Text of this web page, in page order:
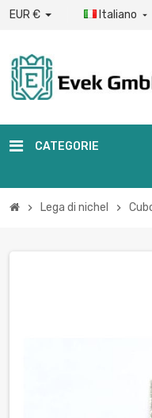
EUR € Italiano 
CATEGORIE
chevron_right Lega di nichel chevron_right